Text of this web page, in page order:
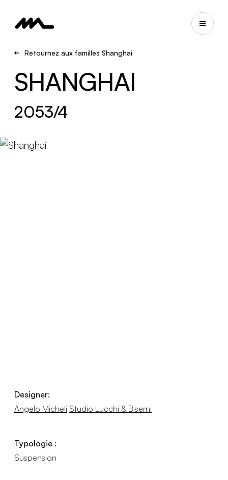
Retournez aux familles Shanghai
SHANGHAI
2053/4
Designer:
Angelo Micheli Studio Lucchi & Biserni
Typologie :
Suspension